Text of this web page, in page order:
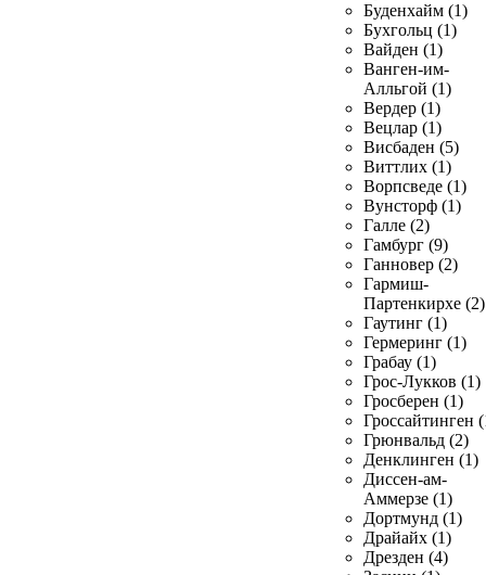
Буденхайм (1)
Бухгольц (1)
Вайден (1)
Ванген-им-
Алльгой (1)
Вердер (1)
Вецлар (1)
Висбаден (5)
Виттлих (1)
Ворпсведе (1)
Вунсторф (1)
Галле (2)
Гамбург (9)
Ганновер (2)
Гармиш-
Партенкирхе (2)
Гаутинг (1)
Гермеринг (1)
Грабау (1)
Грос-Лукков (1)
Гросберен (1)
Гроссайтинген
Грюнвальд (2)
Денклинген (1)
Диссен-ам-
Аммерзе (1)
Дортмунд (1)
Драйайх (1)
Дрезден (4)